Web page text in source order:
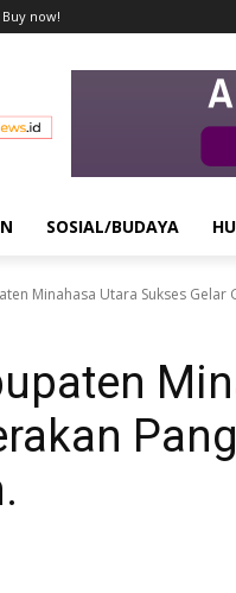
Buy now!
SOSIAL/BUDAYA
Minahasa Utara Sukses Gelar